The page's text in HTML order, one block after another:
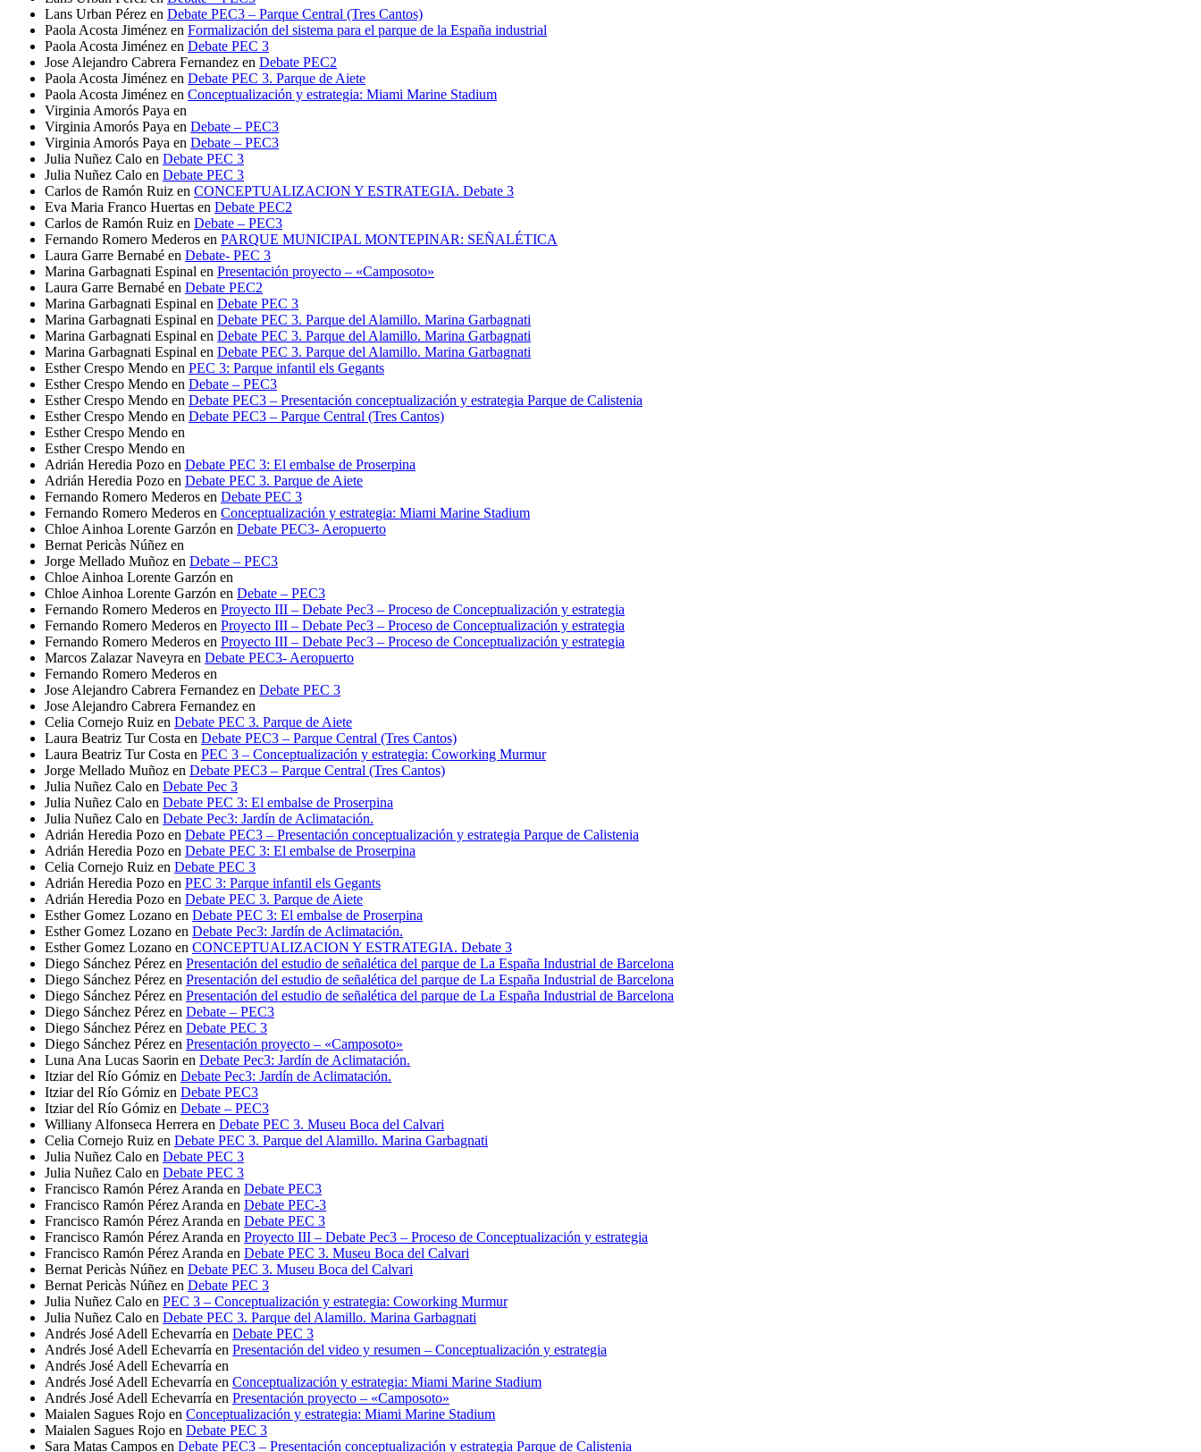
Lans Urban Pérez en Debate PEC3 – Parque Central (Tres Cantos)
Paola Acosta Jiménez en Formalización del sistema para el parque de la España industrial
Paola Acosta Jiménez en Debate PEC 3
Jose Alejandro Cabrera Fernandez en Debate PEC2
Paola Acosta Jiménez en Debate PEC 3. Parque de Aiete
Paola Acosta Jiménez en Conceptualización y estrategia: Miami Marine Stadium
Virginia Amorós Paya en
Virginia Amorós Paya en Debate – PEC3
Virginia Amorós Paya en Debate – PEC3
Julia Nuñez Calo en Debate PEC 3
Julia Nuñez Calo en Debate PEC 3
Carlos de Ramón Ruiz en CONCEPTUALIZACION Y ESTRATEGIA. Debate 3
Eva Maria Franco Huertas en Debate PEC2
Carlos de Ramón Ruiz en Debate – PEC3
Fernando Romero Mederos en PARQUE MUNICIPAL MONTEPINAR: SEÑALÉTICA
Laura Garre Bernabé en Debate- PEC 3
Marina Garbagnati Espinal en Presentación proyecto – «Camposoto»
Laura Garre Bernabé en Debate PEC2
Marina Garbagnati Espinal en Debate PEC 3
Marina Garbagnati Espinal en Debate PEC 3. Parque del Alamillo. Marina Garbagnati
Marina Garbagnati Espinal en Debate PEC 3. Parque del Alamillo. Marina Garbagnati
Marina Garbagnati Espinal en Debate PEC 3. Parque del Alamillo. Marina Garbagnati
Esther Crespo Mendo en PEC 3: Parque infantil els Gegants
Esther Crespo Mendo en Debate – PEC3
Esther Crespo Mendo en Debate PEC3 – Presentación conceptualización y estrategia Parque de Calistenia
Esther Crespo Mendo en Debate PEC3 – Parque Central (Tres Cantos)
Esther Crespo Mendo en
Esther Crespo Mendo en
Adrián Heredia Pozo en Debate PEC 3: El embalse de Proserpina
Adrián Heredia Pozo en Debate PEC 3. Parque de Aiete
Fernando Romero Mederos en Debate PEC 3
Fernando Romero Mederos en Conceptualización y estrategia: Miami Marine Stadium
Chloe Ainhoa Lorente Garzón en Debate PEC3- Aeropuerto
Bernat Pericàs Núñez en
Jorge Mellado Muñoz en Debate – PEC3
Chloe Ainhoa Lorente Garzón en
Chloe Ainhoa Lorente Garzón en Debate – PEC3
Fernando Romero Mederos en Proyecto III – Debate Pec3 – Proceso de Conceptualización y estrategia
Fernando Romero Mederos en Proyecto III – Debate Pec3 – Proceso de Conceptualización y estrategia
Fernando Romero Mederos en Proyecto III – Debate Pec3 – Proceso de Conceptualización y estrategia
Marcos Zalazar Naveyra en Debate PEC3- Aeropuerto
Fernando Romero Mederos en
Jose Alejandro Cabrera Fernandez en Debate PEC 3
Jose Alejandro Cabrera Fernandez en
Celia Cornejo Ruiz en Debate PEC 3. Parque de Aiete
Laura Beatriz Tur Costa en Debate PEC3 – Parque Central (Tres Cantos)
Laura Beatriz Tur Costa en PEC 3 – Conceptualización y estrategia: Coworking Murmur
Jorge Mellado Muñoz en Debate PEC3 – Parque Central (Tres Cantos)
Julia Nuñez Calo en Debate Pec 3
Julia Nuñez Calo en Debate PEC 3: El embalse de Proserpina
Julia Nuñez Calo en Debate Pec3: Jardín de Aclimatación.
Adrián Heredia Pozo en Debate PEC3 – Presentación conceptualización y estrategia Parque de Calistenia
Adrián Heredia Pozo en Debate PEC 3: El embalse de Proserpina
Celia Cornejo Ruiz en Debate PEC 3
Adrián Heredia Pozo en PEC 3: Parque infantil els Gegants
Adrián Heredia Pozo en Debate PEC 3. Parque de Aiete
Esther Gomez Lozano en Debate PEC 3: El embalse de Proserpina
Esther Gomez Lozano en Debate Pec3: Jardín de Aclimatación.
Esther Gomez Lozano en CONCEPTUALIZACION Y ESTRATEGIA. Debate 3
Diego Sánchez Pérez en Presentación del estudio de señalética del parque de La España Industrial de Barcelona
Diego Sánchez Pérez en Presentación del estudio de señalética del parque de La España Industrial de Barcelona
Diego Sánchez Pérez en Presentación del estudio de señalética del parque de La España Industrial de Barcelona
Diego Sánchez Pérez en Debate – PEC3
Diego Sánchez Pérez en Debate PEC 3
Diego Sánchez Pérez en Presentación proyecto – «Camposoto»
Luna Ana Lucas Saorin en Debate Pec3: Jardín de Aclimatación.
Itziar del Río Gómiz en Debate Pec3: Jardín de Aclimatación.
Itziar del Río Gómiz en Debate PEC3
Itziar del Río Gómiz en Debate – PEC3
Williany Alfonseca Herrera en Debate PEC 3. Museu Boca del Calvari
Celia Cornejo Ruiz en Debate PEC 3. Parque del Alamillo. Marina Garbagnati
Julia Nuñez Calo en Debate PEC 3
Julia Nuñez Calo en Debate PEC 3
Francisco Ramón Pérez Aranda en Debate PEC3
Francisco Ramón Pérez Aranda en Debate PEC-3
Francisco Ramón Pérez Aranda en Debate PEC 3
Francisco Ramón Pérez Aranda en Proyecto III – Debate Pec3 – Proceso de Conceptualización y estrategia
Francisco Ramón Pérez Aranda en Debate PEC 3. Museu Boca del Calvari
Bernat Pericàs Núñez en Debate PEC 3. Museu Boca del Calvari
Bernat Pericàs Núñez en Debate PEC 3
Julia Nuñez Calo en PEC 3 – Conceptualización y estrategia: Coworking Murmur
Julia Nuñez Calo en Debate PEC 3. Parque del Alamillo. Marina Garbagnati
Andrés José Adell Echevarría en Debate PEC 3
Andrés José Adell Echevarría en Presentación del video y resumen – Conceptualización y estrategia
Andrés José Adell Echevarría en
Andrés José Adell Echevarría en Conceptualización y estrategia: Miami Marine Stadium
Andrés José Adell Echevarría en Presentación proyecto – «Camposoto»
Maialen Sagues Rojo en Conceptualización y estrategia: Miami Marine Stadium
Maialen Sagues Rojo en Debate PEC 3
Sara Matas Campos en Debate PEC3 – Presentación conceptualización y estrategia Parque de Calistenia